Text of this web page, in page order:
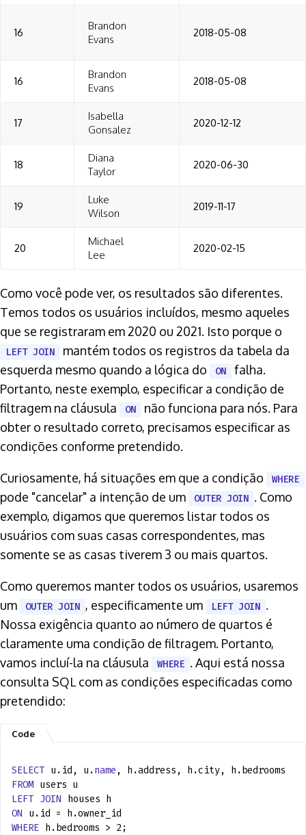
16
Brandon
Evans
2018-05-08
16
Brandon
Evans
2018-05-08
17
Isabella
Gonsalez
2020-12-12
18
Diana
Taylor
2020-06-30
19
Luke
Wilson
2019-11-17
20
Michael
Lee
2020-02-15
Como você pode ver, os resultados são diferentes.
Temos todos os usuários incluídos, mesmo aqueles
que se registraram em 2020 ou 2021. Isto porque o
LEFT JOIN
mantém todos os registros da tabela da
esquerda mesmo quando a lógica do
ON
falha.
Portanto, neste exemplo, especificar a condição de
filtragem na cláusula
ON
não funciona para nós. Para
obter o resultado correto, precisamos especificar as
condições conforme pretendido.
Curiosamente, há situações em que a condição WHERE
pode "cancelar" a intenção de um OUTER JOIN . Como
exemplo, digamos que queremos listar todos os
usuários com suas casas correspondentes, mas
somente se as casas tiverem 3 ou mais quartos.
Como queremos manter todos os usuários, usaremos
um
OUTER JOIN , especificamente um LEFT JOIN .
Nossa exigência quanto ao número de quartos é
claramente uma condição de filtragem. Portanto,
vamos incluí-la na cláusula
WHERE . Aqui está nossa
consulta SQL com as condições especificadas como
pretendido:
SELECT u.id, u.name , h.address, h.city, h.bedrooms
FROM users u
LEFT JOIN houses h
ON u.id = h.owner_id
WHERE h.bedrooms > 2;